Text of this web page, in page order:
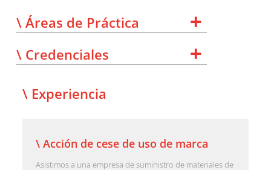
\ Áreas de Práctica
\ Credenciales
\ Experiencia
\ Acción de cese de uso de marca
Asistimos a una empresa de suministro de materiales de